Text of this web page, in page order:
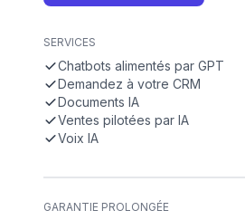
SERVICES
Chatbots alimentés par GPT
Demandez à votre CRM
Documents IA
Ventes pilotées par IA
Voix IA
GARANTIE PROLONGÉE